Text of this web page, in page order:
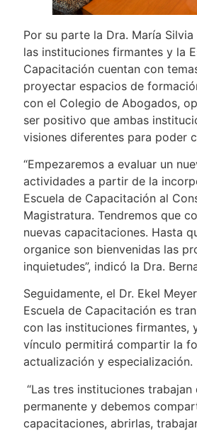
Por su parte la Dra. María
las instituciones firmantes y la
Capacitación cuentan con
proyectar espacios de
con el Colegio de Abogados,
ser positivo que ambas
visiones diferentes para poder
“Empezaremos a evaluar un
actividades a partir de la
Escuela de Capacitación al
Magistratura. Tendremos que
nuevas capacitaciones. Hasta
organice son bienvenidas las
inquietudes”, indicó la Dra.
Seguidamente, el Dr. Ekel
Escuela de Capacitación es
con las instituciones firmantes,
vínculo permitirá compartir la
actualización y especialización.
“Las tres instituciones trabajan
permanente y debemos
capacitaciones, abrirlas,